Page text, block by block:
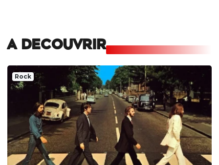
A DECOUVRIR
Rock